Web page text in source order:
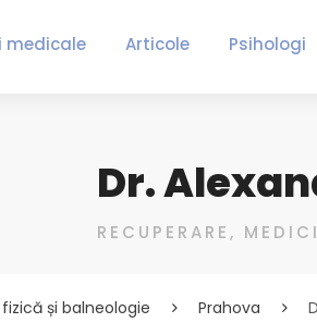
medicale Articole Psihologi
Dr.
RECUPERARE,
și balneologie Prahova